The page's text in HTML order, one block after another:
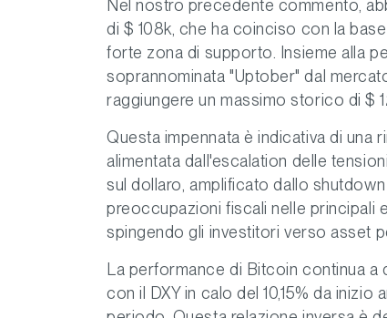
Nel nostro precedente commento,
di $ 108k, che ha coinciso con la
forte zona di supporto. Insieme alla
soprannominata "Uptober" dal
raggiungere un massimo storico di $
Questa impennata è indicativa di una
alimentata dall'escalation delle
sul dollaro, amplificato dallo
preoccupazioni fiscali nelle principali
spingendo gli investitori verso asset
La performance di Bitcoin continua a
con il DXY in calo del 10,15% da